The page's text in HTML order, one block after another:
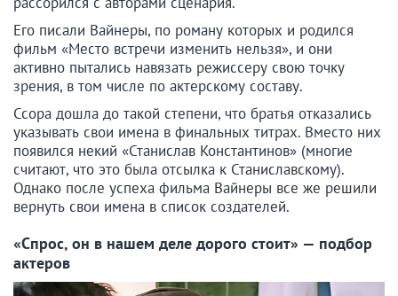
Его писали Вайнеры, по роману которых и родился
фильм «Место встречи изменить нельзя», и они
активно пытались навязать режиссеру свою точку
зрения, в том числе по актерскому составу.
Ссора дошла до такой степени, что братья отказались
указывать свои имена в финальных титрах. Вместо них
появился некий «Станислав Константинов» (многие
считают, что это была отсылка к Станиславскому).
Однако после успеха фильма Вайнеры все же решили
вернуть свои имена в список создателей.
«Спрос, он в нашем деле дорого стоит» — подбор
актеров